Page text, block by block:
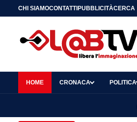
CHI SIAMOCONTATTIPUBBLICITÀCERCA
HOME CRONACA POLITICA